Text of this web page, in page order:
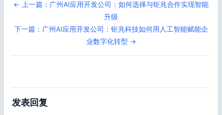
← 上一篇：广州AI应用开发公司：如何选择与钜兆合作实现智能
升级
下一篇：广州AI应用开发公司：钜兆科技如何用人工智能赋能企
业数字化转型 →
发表回复